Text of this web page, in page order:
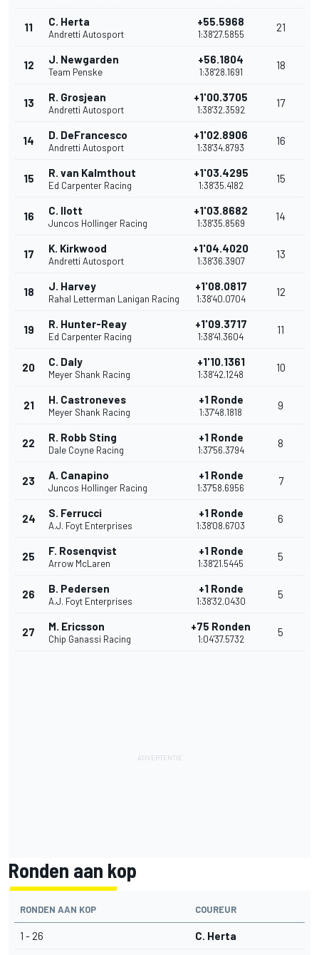
11 C. Herta
Andretti Autosport
+55.5968
1:38'27.5855
21
12 J. Newgarden
Team Penske
+56.1804
1:38'28.1691
18
13 R. Grosjean
Andretti Autosport
+1'00.3705
1:38'32.3592
17
14 D. DeFrancesco
Andretti Autosport
+1'02.8906
1:38'34.8793
16
15 R. van Kalmthout
Ed Carpenter Racing
+1'03.4295
1:38'35.4182
15
16 C. Ilott
Juncos Hollinger Racing
+1'03.8682
1:38'35.8569
14
17 K. Kirkwood
Andretti Autosport
+1'04.4020
1:38'36.3907
13
18 J. Harvey
Rahal Letterman Lanigan Racing
+1'08.0817
1:38'40.0704
12
19 R. Hunter-Reay
Ed Carpenter Racing
+1'09.3717
1:38'41.3604
11
20 C. Daly
Meyer Shank Racing
+1'10.1361
1:38'42.1248
10
21 H. Castroneves
Meyer Shank Racing
+1 Ronde
1:37'48.1818
9
22 R. Robb Sting
Dale Coyne Racing
+1 Ronde
1:37'56.3794
8
23 A. Canapino
Juncos Hollinger Racing
+1 Ronde
1:37'58.6956
7
24 S. Ferrucci
A.J. Foyt Enterprises
+1 Ronde
1:38'08.6703
6
25 F. Rosenqvist
Arrow McLaren
+1 Ronde
1:38'21.5445
5
26 B. Pedersen
A.J. Foyt Enterprises
+1 Ronde
1:38'32.0430
5
27 M. Ericsson
Chip Ganassi Racing
+75 Ronden
1:04'37.5732
5
Ronden aan kop
RONDEN AAN KOP COUREUR
1 - 26 C. Herta